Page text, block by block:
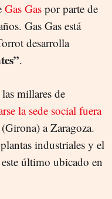
Gas Gas por parte de
Gas Gas está
desarrolla
.
millares de
la sede social fuera
a Zaragoza.
industriales y el
último ubicado en